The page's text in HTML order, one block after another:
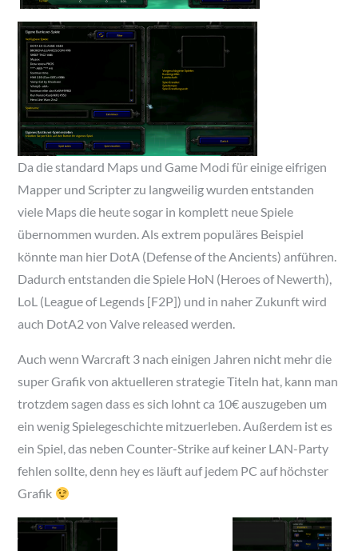
Da die standard Maps und Game Modi für einige eifrigen
Mapper und Scripter zu langweilig wurden entstanden
viele Maps die heute sogar in komplett neue Spiele
übernommen wurden. Als extrem populäres Beispiel
könnte man hier DotA (Defense of the Ancients) anführen.
Dadurch entstanden die Spiele HoN (Heroes of Newerth),
LoL (League of Legends [F2P]) und in naher Zukunft wird
auch DotA2 von Valve released werden.
Auch wenn Warcraft 3 nach einigen Jahren nicht mehr die
super Grafik von aktuelleren strategie Titeln hat, kann man
trotzdem sagen dass es sich lohnt ca 10€ auszugeben um
ein wenig Spielegeschichte mitzuerleben. Außerdem ist es
ein Spiel, das neben Counter-Strike auf keiner LAN-Party
fehlen sollte, denn hey es läuft auf jedem PC auf höchster
Grafik